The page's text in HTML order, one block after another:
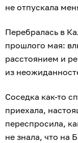
не отпускала
Перебралась в
прошлого мая:
расстоянием и
из
Соседка как-то
приехала,
переспросила,
не знала, что на